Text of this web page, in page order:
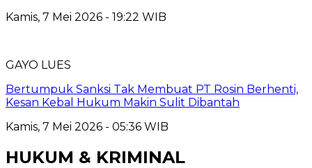
Kamis, 7 Mei 2026 - 19:22 WIB
GAYO LUES
Bertumpuk Sanksi Tak Membuat PT Rosin Berhenti,
Kesan Kebal Hukum Makin Sulit Dibantah
Kamis, 7 Mei 2026 - 05:36 WIB
HUKUM & KRIMINAL